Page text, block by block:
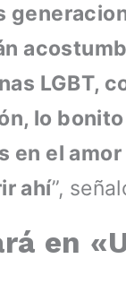
LGBT,
lo
en el
ahí”,
en